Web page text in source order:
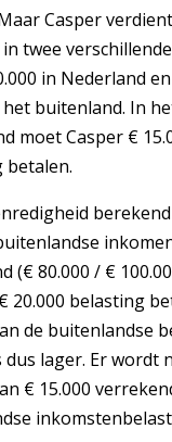
Casper
twee
in Nederland
het buitenland. In
moet Casper €
betalen.
(€ 80.000 / €
20.000 belasting
de buitenlandse
dus lager. Er wordt
€ 15.000